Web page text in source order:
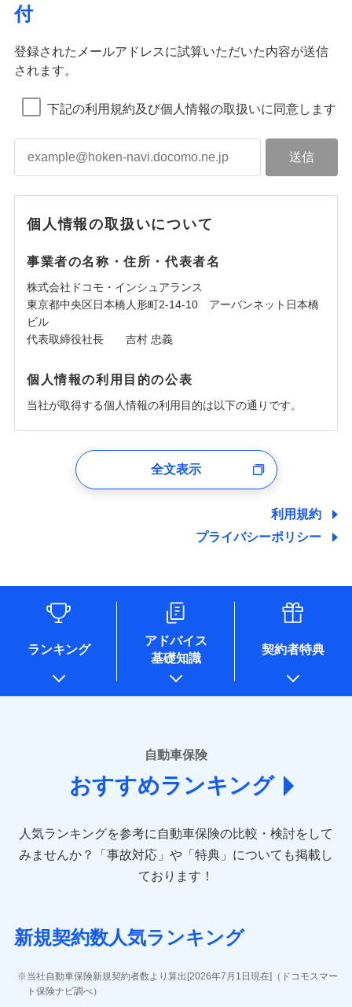
付
登録されたメールアドレスに試算いただいた内容が送信
されます。
下記の利用規約及び個人情報の取扱いに同意します
個人情報の取扱いについて
事業者の名称・住所・代表者名
株式会社ドコモ・インシュアランス
東京都中央区日本橋人形町2-14-10 アーバンネット日本橋
ビル
代表取締役社長 吉村 忠義
個人情報の利用目的の公表
当社が取得する個人情報の利用目的は以下の通りです。
ユーザー登録受付および、管理のため
しくは委託を受けている保険会社・提携会社の保険その他に
関する情報を提供し、金融商品等の契約を勧奨するため、ま
た維持管理等の委託業務遂行のため、またそれらに付帯、関
情報を取引のある他の保険会社の商品・サービスをご提案す
るために利用させていただくことがあります。）
各種セミナーの開催のため
コンサルティングサービスの実施のため
アンケートやキャンペーン等の実施のため
上記に係る案内・手続き・管理等付帯業務を行うため
* 当社が委託を受けている保険会社の情報は、保険会社のホ
ームページに掲載しておりますので、ご確認ください。
あいおいニッセイ同和損害保険株式会社
(https://www.aioinissaydowa.co.jp/)
アクサ損害保険株式会社 (https://www.axa-
direct.co.jp/)
sompo.co.jp/)
東京海上ダイレクト損害保険株式会社 (https://www.e-
AIG損害保険株式会社 (https://www.aig.co.jp/sonpo)
ジェイアイ傷害火災保険株式会社
ソニー損害保険株式会社
(https://www.sonysonpo.co.jp/)
全文表示
利用規約
プライバシーポリシー
ランキング
アドバイス
基礎知識
契約者特典
自動車保険
おすすめランキング
人気ランキングを参考に自動車保険の比較・検討をして
みませんか？
「事故対応」や「特典」についても掲載し
ております！
新規契約数人気ランキング
当社自動車保険新規契約者数より算出[2026年7月1日現在]（ドコモスマー
ト保険ナビ調べ）